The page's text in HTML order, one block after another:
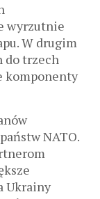
wyrzutnie
W drugim
do trzech
komponenty
NATO.
Ukrainy